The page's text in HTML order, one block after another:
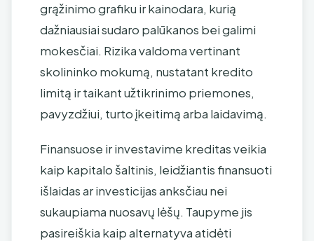
grąžinimo grafiku ir kainodara, kurią
dažniausiai sudaro palūkanos bei galimi
mokesčiai. Rizika valdoma vertinant
skolininko mokumą, nustatant kredito
limitą ir taikant užtikrinimo priemones,
pavyzdžiui, turto įkeitimą arba laidavimą.
Finansuose ir investavime kreditas veikia
kaip kapitalo šaltinis, leidžiantis finansuoti
išlaidas ar investicijas anksčiau nei
sukaupiama nuosavų lėšų. Taupyme jis
pasireiškia kaip alternatyva atidėti